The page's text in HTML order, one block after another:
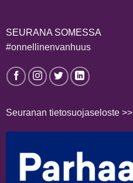
SEURANA SOMESSA
#onnellinenvanhuus
Seuranan tietosuojaseloste >>